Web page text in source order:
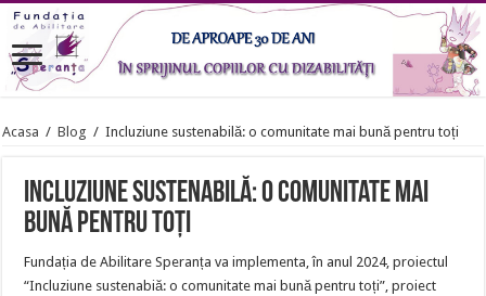
Acasa / Blog / Incluziune sustenabilă: o comunitate mai bună pentru toți
Incluziune sustenabilă: o comunitate mai
bună pentru toți
Fundația de Abilitare Speranța va implementa, în anul 2024, proiectul
“Incluziune sustenabiă: o comunitate mai bună pentru toți”, proiect